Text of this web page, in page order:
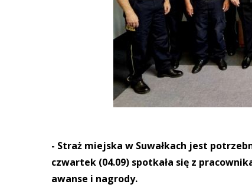
- Straż miejska w Suwałkach jest
czwartek (04.09) spotkała się z
awanse i nagrody.